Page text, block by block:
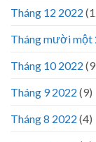
Tháng 12 2022
Tháng mười một
Tháng 10 2022
Tháng 9 2022 (9)
Tháng 8 2022 (4)